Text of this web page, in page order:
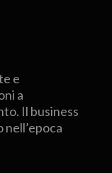
e
a
Il business
nell’epoca